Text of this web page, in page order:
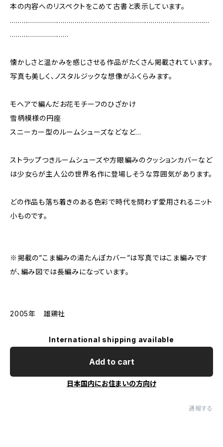
本の内容へのリスペクトをこめて古書と表示しています。
…………………………………………………………………………………………
…………………………
懐かしさと温かみを感じさせる作品がたくさん掲載されています。
写真も美しく、ノスタルジックな想像がふくらみます。
モヘアで編んだお花モチーフのひざかけ
雪柄模様の円座
スニーカー型のルームシューズなどなど…
ストラップつきルームシューズや方眼編みのクッションカバーなど
は少女らが主人公の世界名作に登場しそうな雰囲気があります。
どの作品も落ち着きのある色彩で時代を問わず愛用されるニット
小ものです。
※掲載の”こま編みの湯たんぽカバー”は写真ではこま編みです
が、編み図では長編みになっています。
2005年 雄鶏社
International shipping available
Add to cart
日本国内にお住まいの方向け
通報する